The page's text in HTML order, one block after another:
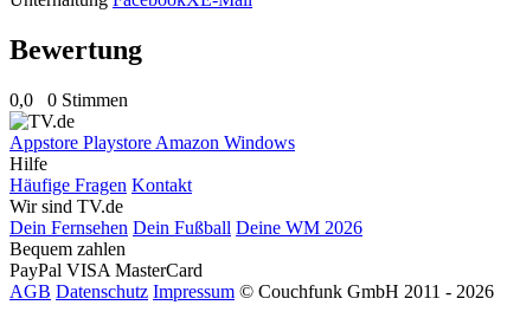
Bewertung
0,0 0 Stimmen
Appstore Playstore Amazon Windows
Hilfe
Häufige Fragen Kontakt
Wir sind TV.de
Dein Fernsehen Dein Fußball Deine WM 2026
Bequem zahlen
PayPal VISA MasterCard
AGB Datenschutz Impressum © Couchfunk GmbH 2011 - 2026